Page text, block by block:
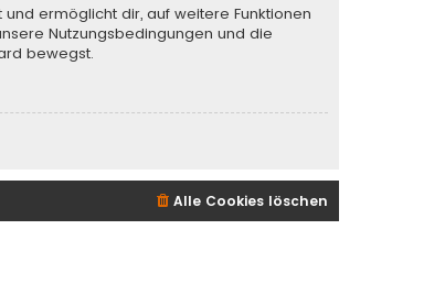
ermöglicht dir, auf weitere Funktionen
Nutzungsbedingungen und die
bewegst.
Alle Cookies löschen